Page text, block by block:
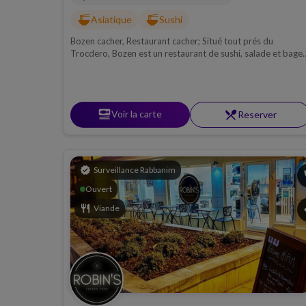
ramen_diningAsiatique ramen_diningSushi
Bozen cacher, Restaurant cacher; Situé tout prés du
Trocdero, Bozen est un restaurant de sushi, salade et bagel
set_mealVoir la carte restaurant_menuReserver
verified Surveillance Rabbanim
Ouvert
restaurant Viande